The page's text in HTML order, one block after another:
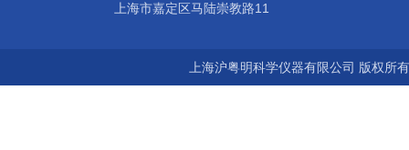
上海市嘉定区马陆崇教路11
上海沪粤明科学仪器有限公司 版权所